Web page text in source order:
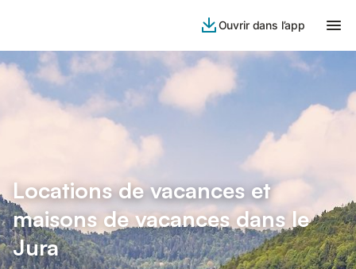
Ouvrir dans l’app
Locations de vacances et
maisons de vacances dans le
Jura